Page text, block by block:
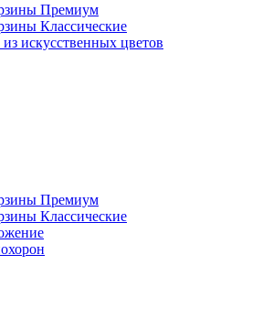
Премиум
Классические
искусственных цветов
Премиум
Классические